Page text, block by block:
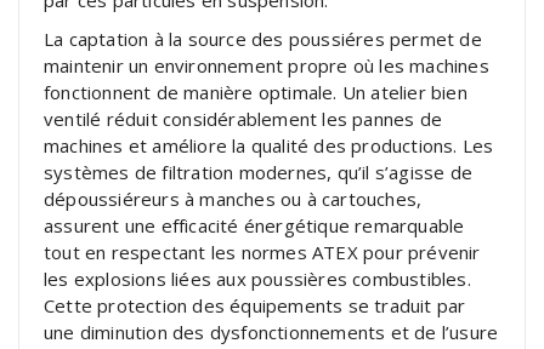
La captation à la source des poussiéres permet de
maintenir un environnement propre où les machines
fonctionnent de manière optimale. Un atelier bien
ventilé réduit considérablement les pannes de
machines et améliore la qualité des productions. Les
systèmes de filtration modernes, qu’il s’agisse de
dépoussiéreurs à manches ou à cartouches,
assurent une efficacité énergétique remarquable
tout en respectant les normes ATEX pour prévenir
les explosions liées aux poussières combustibles.
Cette protection des équipements se traduit par
une diminution des dysfonctionnements et de l’usure